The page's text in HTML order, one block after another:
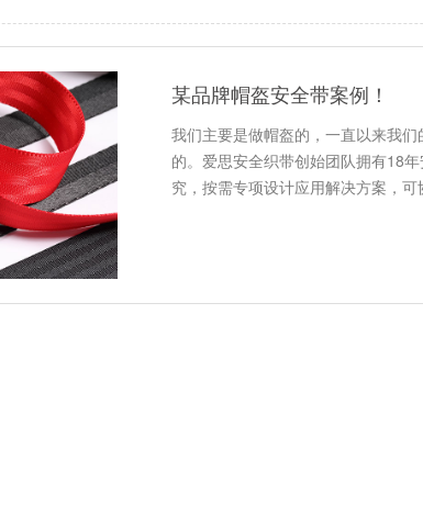
某品牌帽盔安全带案例！
我们主要是做帽盔的，一直以来我
的。爱思安全织带创始团队拥有18
究，按需专项设计应用解决方案，